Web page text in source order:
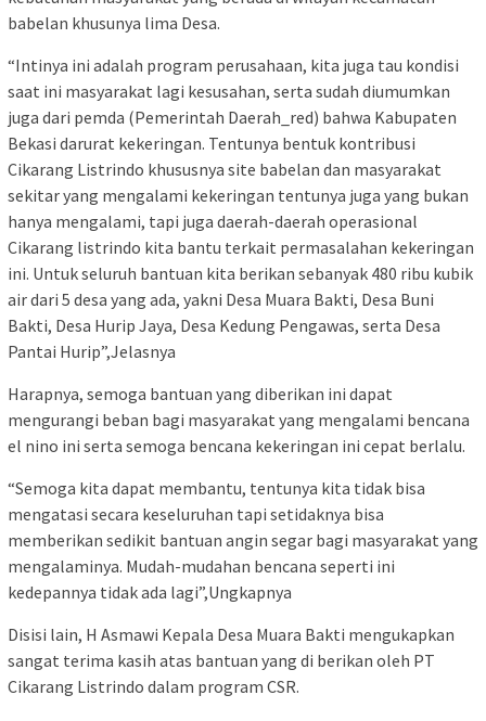
babelan khusunya lima Desa.
“Intinya ini adalah program perusahaan, kita juga tau kondisi
saat ini masyarakat lagi kesusahan, serta sudah diumumkan
juga dari pemda (Pemerintah Daerah_red) bahwa Kabupaten
Bekasi darurat kekeringan. Tentunya bentuk kontribusi
Cikarang Listrindo khususnya site babelan dan masyarakat
sekitar yang mengalami kekeringan tentunya juga yang bukan
hanya mengalami, tapi juga daerah-daerah operasional
Cikarang listrindo kita bantu terkait permasalahan kekeringan
ini. Untuk seluruh bantuan kita berikan sebanyak 480 ribu kubik
air dari 5 desa yang ada, yakni Desa Muara Bakti, Desa Buni
Bakti, Desa Hurip Jaya, Desa Kedung Pengawas, serta Desa
Pantai Hurip”,Jelasnya
Harapnya, semoga bantuan yang diberikan ini dapat
mengurangi beban bagi masyarakat yang mengalami bencana
el nino ini serta semoga bencana kekeringan ini cepat berlalu.
“Semoga kita dapat membantu, tentunya kita tidak bisa
mengatasi secara keseluruhan tapi setidaknya bisa
memberikan sedikit bantuan angin segar bagi masyarakat yang
mengalaminya. Mudah-mudahan bencana seperti ini
kedepannya tidak ada lagi”,Ungkapnya
Disisi lain, H Asmawi Kepala Desa Muara Bakti mengukapkan
sangat terima kasih atas bantuan yang di berikan oleh PT
Cikarang Listrindo dalam program CSR.